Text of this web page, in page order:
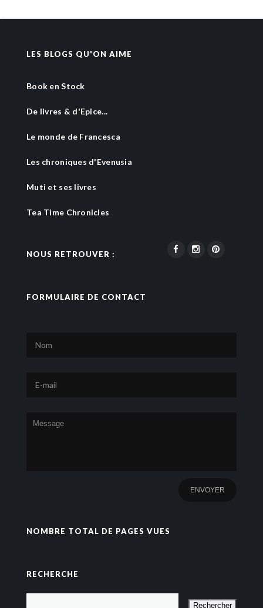
LES BLOGS QU'ON AIME
Book en Stock
De livres & d'Epice...
Le monde de Francesca
Les chroniques d'Evenusia
Muti et ses livres
Tea Time Chronicles
NOUS RETROUVER :
FORMULAIRE DE CONTACT
NOMBRE TOTAL DE PAGES VUES
RECHERCHE